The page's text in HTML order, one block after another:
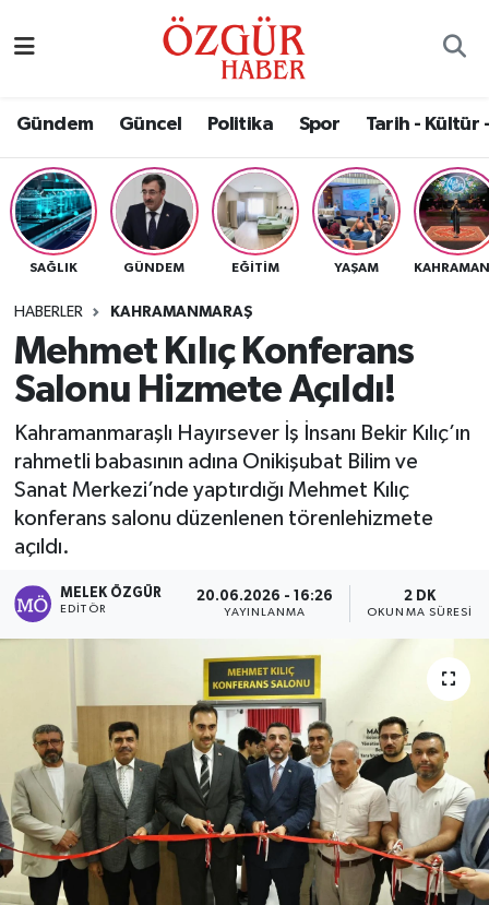
Gündem Güncel Politika Spor Tarih - Kültür
SAĞLIK GÜNDEM EĞITIM YAŞAM
HABERLER KAHRAMANMARAŞ
Mehmet Kılıç Konferans
Salonu Hizmete Açıldı!
Kahramanmaraşlı Hayırsever İş İnsanı Bekir Kılıç’ın
rahmetli babasının adına Onikişubat Bilim ve
Sanat Merkezi’nde yaptırdığı Mehmet Kılıç
konferans salonu düzenlenen törenlehizmete
açıldı.
MELEK ÖZGÜR
EDITÖR
20.06.2026 - 16:26
YAYINLANMA
2 DK
OKUNMA SÜRESI
Eğitim
Ekonomi
Güncel
Gündem
Politika
Sağlık
Spor
Tarih - Kültür - Sanat - Turizm
Nöbetçi Eczaneler
Namaz Vakitleri
Trafik Durumu
Süper Lig Puan Durumu ve Fikstür
Tüm Manşetler
Haber Arşivi